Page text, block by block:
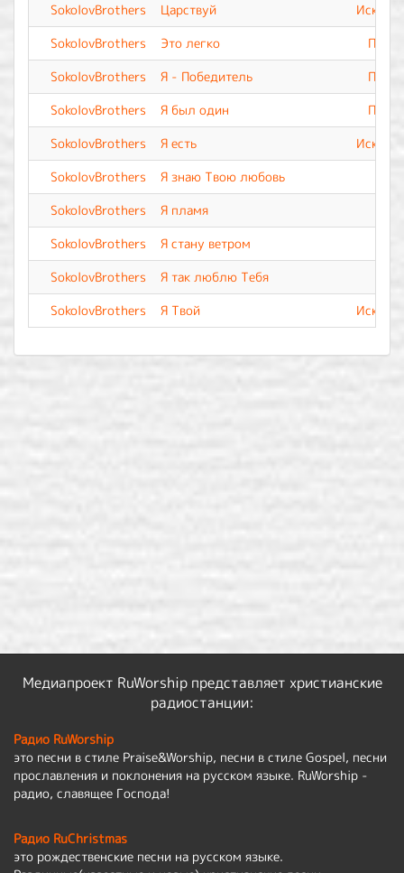
SokolovBrothers
Царствуй
SokolovBrothers
Это легко
SokolovBrothers
Я - Победитель
SokolovBrothers
Я был один
SokolovBrothers
Я есть
SokolovBrothers
Я знаю Твою любовь
SokolovBrothers
Я пламя
SokolovBrothers
Я стану ветром
SokolovBrothers
Я так люблю Тебя
SokolovBrothers
Я Твой
Медиапроект RuWorship представляет христианские
радиостанции:
Радио RuWorship
это песни в стиле Praise&Worship, песни в стиле Gospel, песни
прославления и поклонения на русском языке. RuWorship -
радио, славящее Господа!
Радио RuChristmas
это рождественские песни на русском языке.